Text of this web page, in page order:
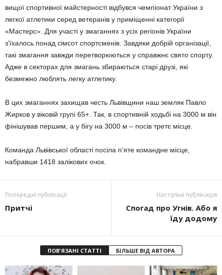
вищої спортивної май­стерності відбувся чемпіонат України з
легкої атлетики серед ветеранів у приміщенні кате­горії
«Мастерс». Для участі у змаганнях з усіх регіонів України
з’їхалось понад сімсот спортсменів. Завдяки добрій організації,
такі змагання завжди перетворюються у справ­жнє свято спорту.
Адже в секторах для зма­гань збираються старі друзі, які
безмежно люблять легку атлетику.
В цих змаганнях захищав честь Львівщини наш земляк Павло
Жирков у віковій групі 65+. Так, в спортивній ходьбі на 3000 м він
фінішував першим, а у бігу на 3000 м – посів третє місце.
Команда Львівської області посіла п’яте командне місце,
набравши 1418 залікових очок.
Попередні публікації
Притчі
Наступна публікація
Спогад про Угнів. Або я
їду додому
ПОВ'ЯЗАНІ СТАТТІ БІЛЬШЕ ВІД АВТОРА